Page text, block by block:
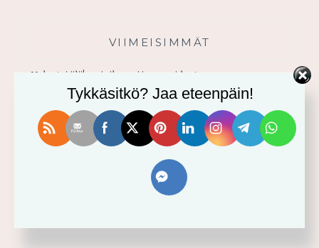
VIIMEISIMMÄT
Usko tai älä! -minikurssi ja sen videot
Älä yritä omin voimin
Tykkäsitkö? Jaa eteenpäin!